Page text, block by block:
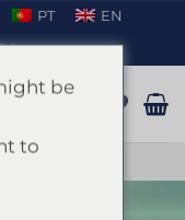
PT
EN
be
to